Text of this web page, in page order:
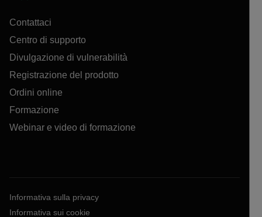
Contattaci
Centro di supporto
Divulgazione di vulnerabilità
Registrazione del prodotto
Ordini online
Formazione
Webinar e video di formazione
Informativa sulla privacy
Informativa sui cookie